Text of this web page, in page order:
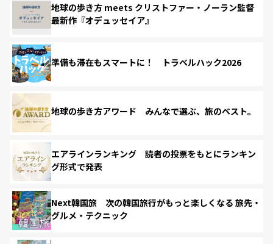
地球の歩き方 meets クリストファー・ノーラン監督
最新作『オデュッセイア』
準備も滞在もスマートに！ トラベルハック2026
地球の歩き方アワード みんなで選ぶ、旅のベスト。
エアラインランキング 読者の投票をもとにランキン
グ形式で発表
Next韓国旅 次の韓国旅行がもっと楽しくなる 旅先・
グルメ・テクニック